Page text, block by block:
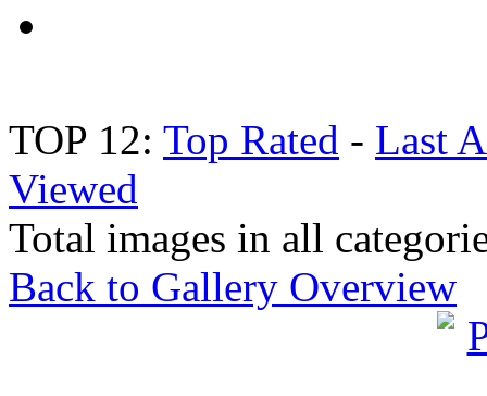
TOP 12: Top Rated - Last
Viewed
Total images in all
Back to Gallery Overview